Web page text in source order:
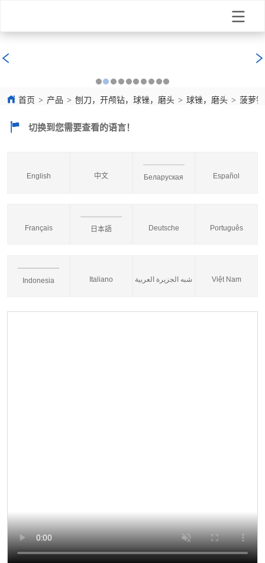
首页 > 产品 > 刨刀，开颅钻，球锉，磨头 > 球锉，磨头 > 菠萝
切换到您需要查看的语言！
English 中文 Беларуская Español
Français 日本語 Deutsche Português
Indonesia Italiano شبه الجزيرة العربية Việt Nam